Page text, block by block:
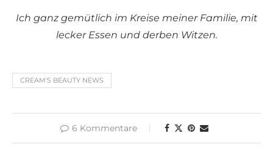
Ich ganz gemütlich im Kreise meiner Familie, mit
lecker Essen und derben Witzen.
CREAM'S BEAUTY NEWS
6 Kommentare